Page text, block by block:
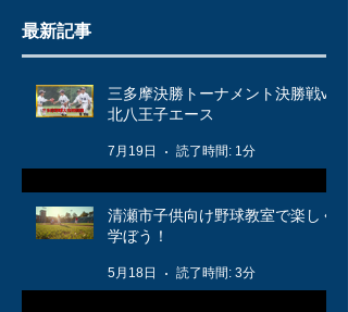
最新記事
三多摩決勝トーナメント決勝戦vs
北八王子エース
7月19日 読了時間: 1分
清瀬市子供向け野球教室で楽しく
学ぼう！
5月18日 読了時間: 3分